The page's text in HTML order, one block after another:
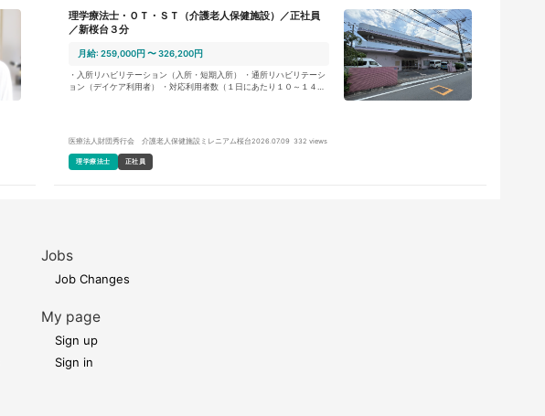
理学療法士・ＯＴ・ＳＴ（介護老人保健施設）／正社員
／新桜台３分
月給: 259,000円 〜 326,200円
・入所リハビリテーション（入所・短期入所） ・通所リハビリテーシ
ョン（デイケア利用者） ・対応利用者数（１日にあたり１０～１４
いただきます ・３ヶ月の試用期間・研修期間を得て、進捗に応じ業務
を分配します
医療法人財団秀行会 介護老人保健施設ミレニアム桜台2026.07.09 332 views
理学療法士 正社員
Jobs
Job Changes
My page
Sign up
Sign in